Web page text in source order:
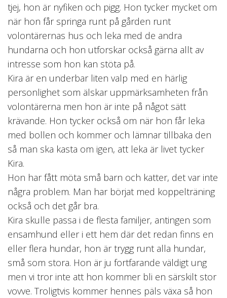
tjej, hon är nyfiken och pigg. Hon tycker mycket om
när hon får springa runt på gården runt
volontärernas hus och leka med de andra
hundarna och hon utforskar också gärna allt av
intresse som hon kan stöta på.
Kira är en underbar liten valp med en härlig
personlighet som älskar uppmärksamheten från
volontärerna men hon är inte på något sätt
krävande. Hon tycker också om när hon får leka
med bollen och kommer och lämnar tillbaka den
så man ska kasta om igen, att leka är livet tycker
Kira.
Hon har fått möta små barn och katter, det var inte
några problem. Man har börjat med koppelträning
också och det går bra.
Kira skulle passa i de flesta familjer, antingen som
ensamhund eller i ett hem där det redan finns en
eller flera hundar, hon är trygg runt alla hundar,
små som stora. Hon är ju fortfarande väldigt ung
men vi tror inte att hon kommer bli en särskilt stor
vovve. Troligtvis kommer hennes päls växa så hon